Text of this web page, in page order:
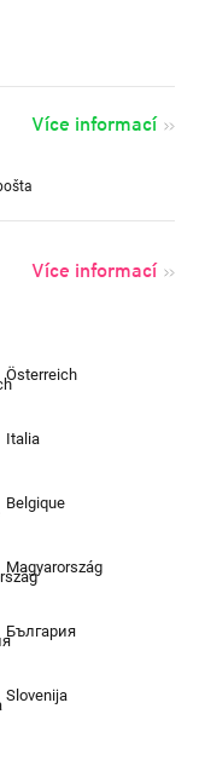
Více informací
Více informací
Österreich
Italia
Belgique
Magyarország
България
Slovenija